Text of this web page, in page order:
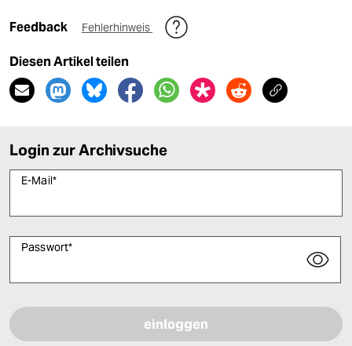
Feedback Fehlerhinweis
Diesen Artikel teilen
Login zur Archivsuche
E-Mail*
Passwort*